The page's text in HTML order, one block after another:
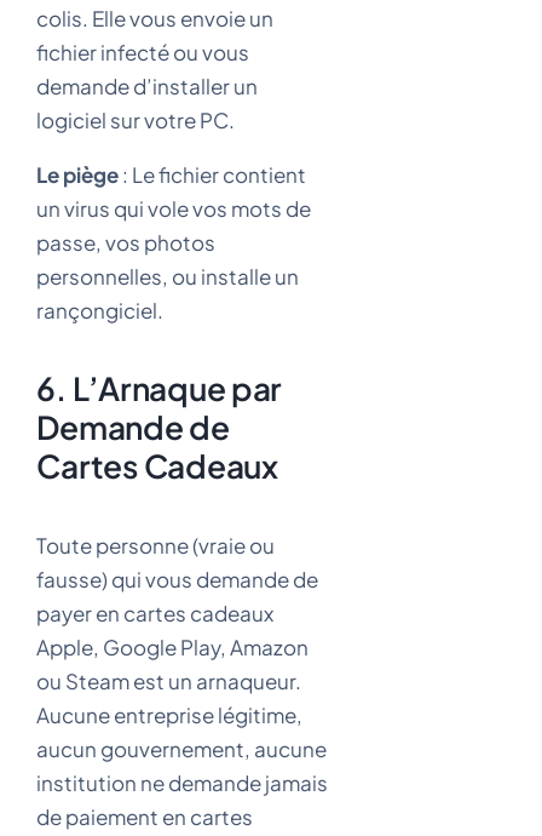
colis. Elle vous envoie un
fichier infecté ou vous
demande d’installer un
logiciel sur votre PC.
Le piège: Le fichier contient
un virus qui vole vos mots de
passe, vos photos
personnelles, ou installe un
rançongiciel.
6. L’Arnaque par
Demande de
Cartes Cadeaux
Toute personne (vraie ou
fausse) qui vous demande de
payer en cartes cadeaux
Apple, Google Play, Amazon
ou Steam est un arnaqueur.
Aucune entreprise légitime,
aucun gouvernement, aucune
institution ne demande jamais
de paiement en cartes